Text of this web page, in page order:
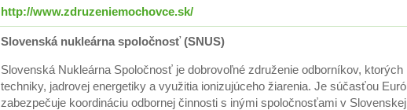
http://www.zdruzeniemochovce.sk/
Slovenská nukleárna spoločnosť (SNUS)
Slovenská Nukleárna Spoločnosť je dobrovoľné združenie odborníkov,
techniky, jadrovej energetiky a využitia ionizujúceho žiarenia. Je súčasťou
zabezpečuje koordináciu odbornej činnosti s inými spoločnosťami v